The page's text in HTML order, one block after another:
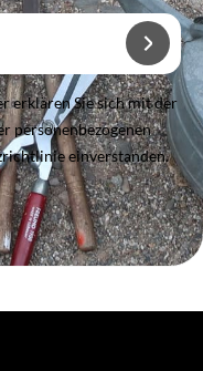
erklären Sie sich mit der
personenbezogenen
einverstanden.